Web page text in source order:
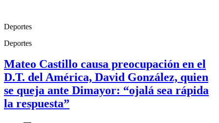
Deportes
Deportes
Mateo Castillo causa preocupación en el
D.T. del América, David González, quien
se queja ante Dimayor: “ojalá sea rápida
la respuesta”